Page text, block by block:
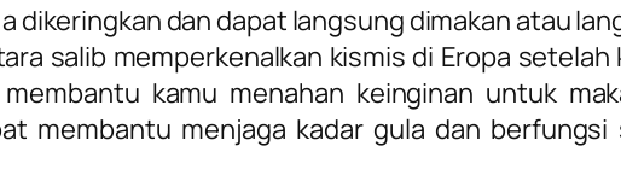
dikeringkan dan dapat langsung dimakan atau
salib memperkenalkan kismis di Eropa
kamu menahan keinginan untuk
membantu menjaga kadar gula dan berfungsi